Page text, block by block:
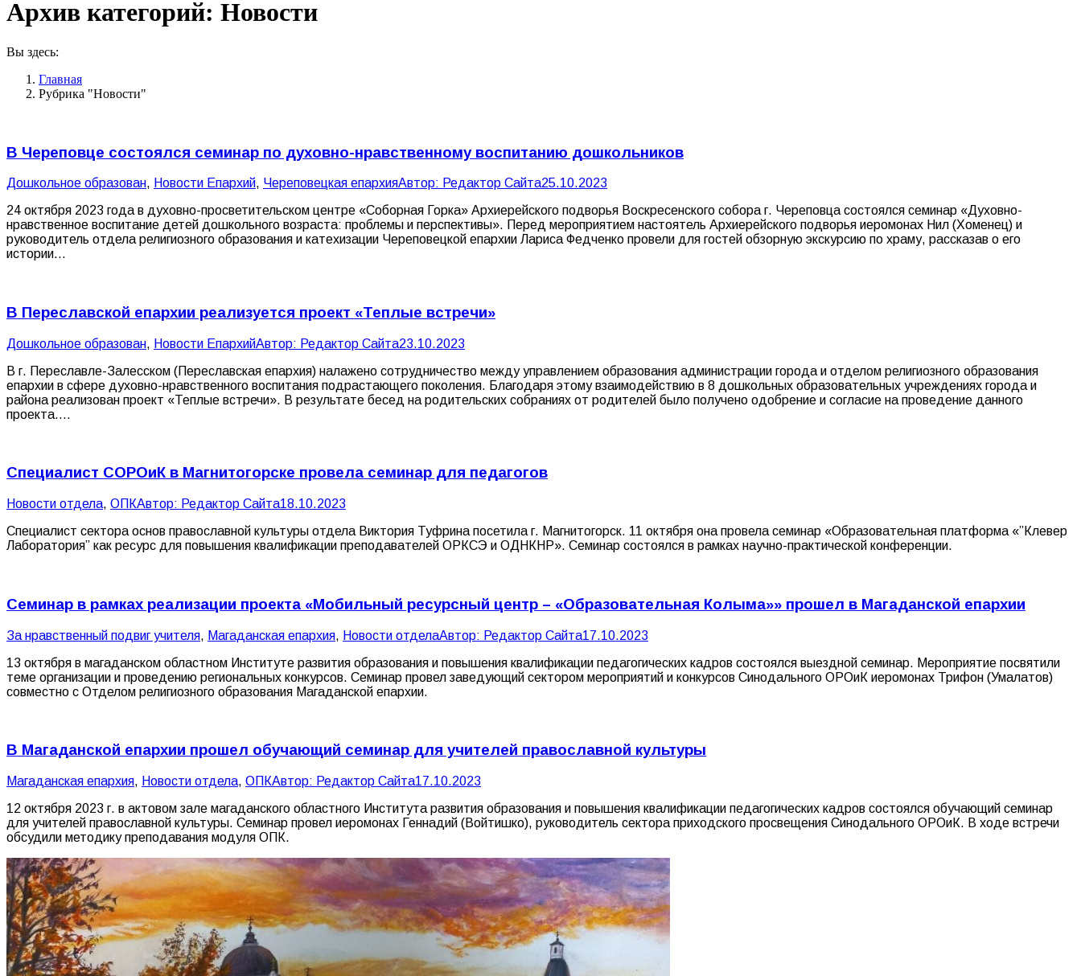
Архив категорий: Новости
Вы здесь:
Главная
Рубрика "Новости"
В Череповце состоялся семинар по духовно-нравственному воспитанию дошкольников
Дошкольное образован, Новости Епархий, Череповецкая епархияАвтор: Редактор Сайта25.10.2023
24 октября 2023 года в духовно-просветительском центре «Соборная Горка» Архиерейского подворья Воскресенского собора г. Череповца состоялся семинар «Духовно-
нравственное воспитание детей дошкольного возраста: проблемы и перспективы». Перед мероприятием настоятель Архиерейского подворья иеромонах Нил (Хоменец) и
руководитель отдела религиозного образования и катехизации Череповецкой епархии Лариса Федченко провели для гостей обзорную экскурсию по храму, рассказав о его
истории…
В Переславской епархии реализуется проект «Теплые встречи»
Дошкольное образован, Новости ЕпархийАвтор: Редактор Сайта23.10.2023
В г. Переславле-Залесском (Переславская епархия) налажено сотрудничество между управлением образования администрации города и отделом религиозного образования
епархии в сфере духовно-нравственного воспитания подрастающего поколения. Благодаря этому взаимодействию в 8 дошкольных образовательных учреждениях города и
района реализован проект «Теплые встречи». В результате бесед на родительских собраниях от родителей было получено одобрение и согласие на проведение данного
проекта.…
Специалист СОРОиК в Магнитогорске провела семинар для педагогов
Новости отдела, ОПКАвтор: Редактор Сайта18.10.2023
Специалист сектора основ православной культуры отдела Виктория Туфрина посетила г. Магнитогорск. 11 октября она провела семинар «Образовательная платформа «”Клевер
Лаборатория” как ресурс для повышения квалификации преподавателей ОРКСЭ и ОДНКНР». Семинар состоялся в рамках научно-практической конференции.
Семинар в рамках реализации проекта «Мобильный ресурсный центр – «Образовательная Колыма»» прошел в Магаданской епархии
За нравственный подвиг учителя, Магаданская епархия, Новости отделаАвтор: Редактор Сайта17.10.2023
13 октября в магаданском областном Институте развития образования и повышения квалификации педагогических кадров состоялся выездной семинар. Мероприятие посвятили
теме организации и проведению региональных конкурсов. Семинар провел заведующий сектором мероприятий и конкурсов Синодального ОРОиК иеромонах Трифон (Умалатов)
совместно с Отделом религиозного образования Магаданской епархии.
В Магаданской епархии прошел обучающий семинар для учителей православной культуры
Магаданская епархия, Новости отдела, ОПКАвтор: Редактор Сайта17.10.2023
12 октября 2023 г. в актовом зале магаданского областного Института развития образования и повышения квалификации педагогических кадров состоялся обучающий семинар
для учителей православной культуры. Семинар провел иеромонах Геннадий (Войтишко), руководитель сектора приходского просвещения Синодального ОРОиК. В ходе встречи
обсудили методику преподавания модуля ОПК.